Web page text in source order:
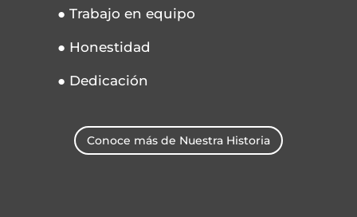
● Trabajo en equipo
● Honestidad
● Dedicación
Conoce más de Nuestra Historia